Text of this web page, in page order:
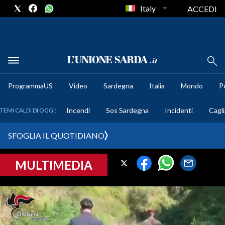
METEO
CRONACA SARDEGNA
PROVINCIA DI CAGLIARI
SULCIS IGLESIENTE
Italy ACCEDI
ProgrammaUS Video Sardegna Italia Mondo
TEMI CALDI DI OGGI: Incendi Sos Sardegna Incidenti
SFOGLIA IL QUOTIDIANO
MULTIMEDIA